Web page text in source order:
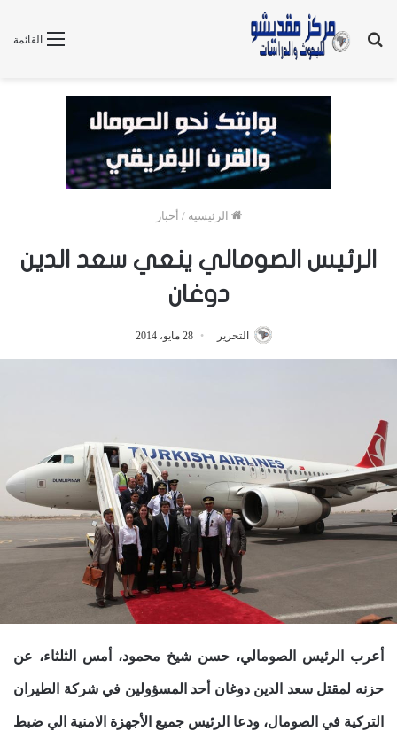
القائمة
بحث
الرئيسية / أخبار
الرئيس الصومالي ينعي سعد الدين
دوغان
التحرير 28 مايو، 2014
أعرب الرئيس الصومالي، حسن شيخ محمود، أمس الثلثاء، عن
حزنه لمقتل سعد الدين دوغان أحد المسؤولين في شركة الطيران
التركية في الصومال، ودعا الرئيس جميع الأجهزة الامنية الي ضبط